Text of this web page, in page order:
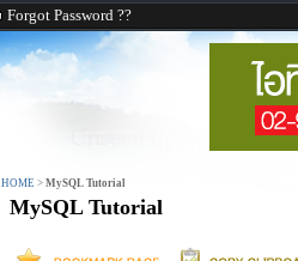
Forgot Password ??
HOME > MySQL Tutorial
MySQL Tutorial